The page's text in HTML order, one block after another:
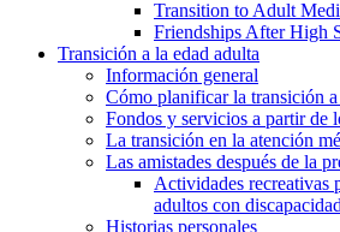
Transition to Adult
Friendships After High
Transición a la edad adulta
Información general
Cómo planificar la transición a
Fondos y servicios a partir de
La transición en la atención
Las amistades después de la
Actividades recreativas
adultos con
Historias personales